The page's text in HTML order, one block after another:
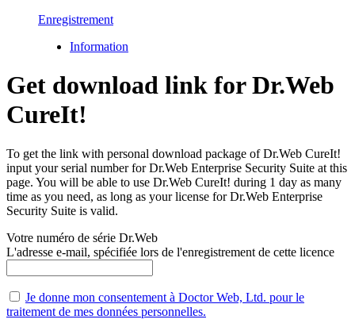
Enregistrement
Information
Get download link for Dr.Web
CureIt!
To get the link with personal download package of Dr.Web CureIt!
input your serial number for Dr.Web Enterprise Security Suite at this
page. You will be able to use Dr.Web CureIt! during 1 day as many
time as you need, as long as your license for Dr.Web Enterprise
Security Suite is valid.
Votre numéro de série Dr.Web
L'adresse e-mail, spécifiée lors de l'enregistrement de cette licence
Je donne mon consentement à Doctor Web, Ltd. pour le
traitement de mes données personnelles.